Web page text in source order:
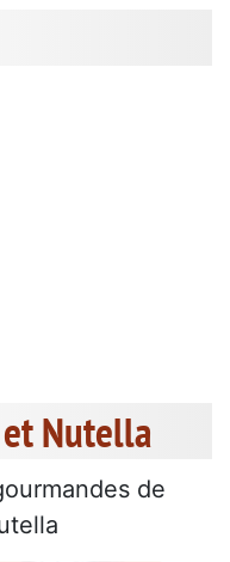
Nutella
de